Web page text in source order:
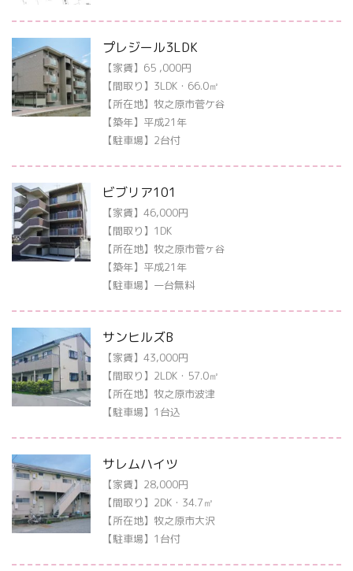
プレジール3LDK
【家賃】65 ,000円
【間取り】3LDK・66.0㎡
【所在地】牧之原市菅ケ谷
【築年】平成21年
【駐車場】2台付
ビブリア101
【家賃】46,000円
【間取り】1DK
【所在地】牧之原市菅ヶ谷
【築年】平成21年
【駐車場】一台無料
サンヒルズB
【家賃】43,000円
【間取り】2LDK・57.0㎡
【所在地】牧之原市波津
【駐車場】1台込
サレムハイツ
【家賃】28,000円
【間取り】2DK・34.7㎡
【所在地】牧之原市大沢
【駐車場】1台付